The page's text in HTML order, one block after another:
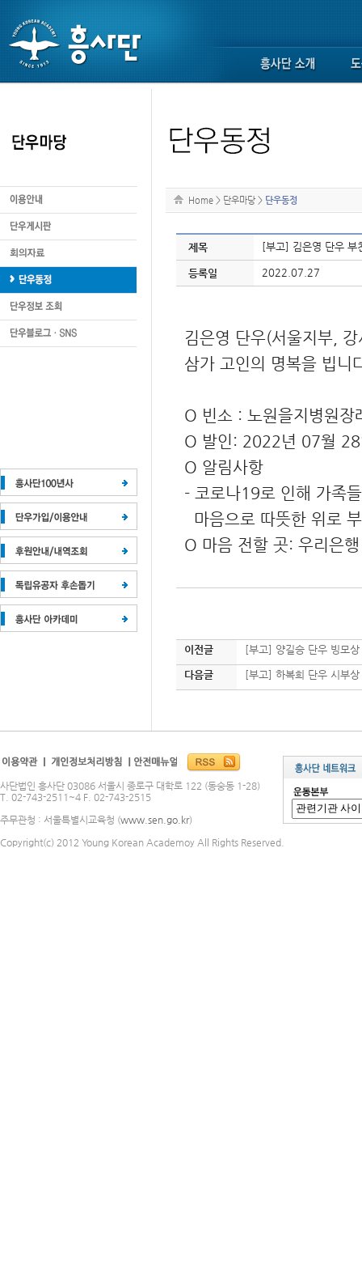
Home > 단우마당 > 단우동정
제목 [부고] 김은영 단우 부
등록일 2022.07.27
김은영 단우(서울지부,
삼가 고인의 명복을 빕니
O 빈소 : 노원을지병원
O 발인: 2022년 07월
O 알림사항
- 코로나19로 인해 가족
마음으로 따뜻한 위로
O 마음 전할 곳: 우리은
이전글 [부고] 양길승 단우 빙모상
다음글 [부고] 하복희 단우 시부상
사단법인 흥사단 03086 서울시 종로구 대학로 122 (동숭동 1-28)
T. 02-743-2511~4 F. 02-743-2515
주무관청 : 서울특별시교육청 (www.sen.go.kr)
Copyright(c) 2012 Young Korean Academoy All Rights Reserved.